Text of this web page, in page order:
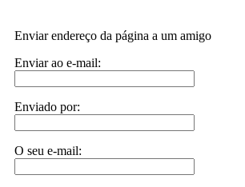
Enviar endereço da página a um amigo
Enviar ao e-mail:
Enviado por:
O seu e-mail: